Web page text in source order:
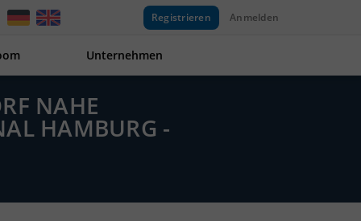
Registrieren Anmelden
Unternehmen
NAHE
HAMBURG -